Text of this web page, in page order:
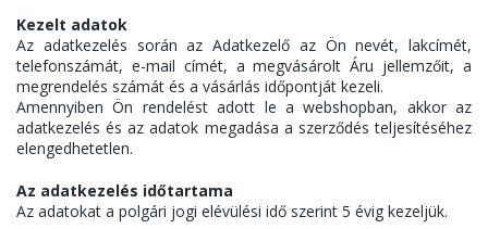
Kezelt adatok
Az adatkezelés során az Adatkezelő az Ön nevét, lakcímét,
telefonszámát, e-mail címét, a megvásárolt Áru jellemzőit, a
megrendelés számát és a vásárlás időpontját kezeli.
Amennyiben Ön rendelést adott le a webshopban, akkor az
adatkezelés és az adatok megadása a szerződés teljesítéséhez
elengedhetetlen.
Az adatkezelés időtartama
Az adatokat a polgári jogi elévülési idő szerint 5 évig kezeljük.